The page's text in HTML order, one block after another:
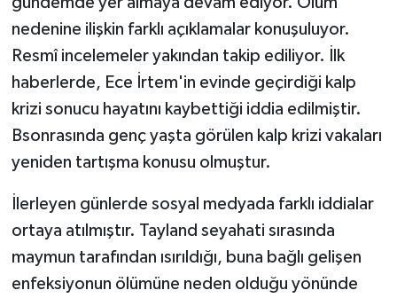
nedenine ilişkin farklı açıklamalar konuşuluyor.
Resmî incelemeler yakından takip ediliyor. İlk
haberlerde, Ece İrtem'in evinde geçirdiği kalp
krizi sonucu hayatını kaybettiği iddia edilmiştir.
Bsonrasında genç yaşta görülen kalp krizi vakaları
yeniden tartışma konusu olmuştur.
İlerleyen günlerde sosyal medyada farklı iddialar
ortaya atılmıştır. Tayland seyahati sırasında
maymun tarafından ısırıldığı, buna bağlı gelişen
enfeksiyonun ölümüne neden olduğu yönünde